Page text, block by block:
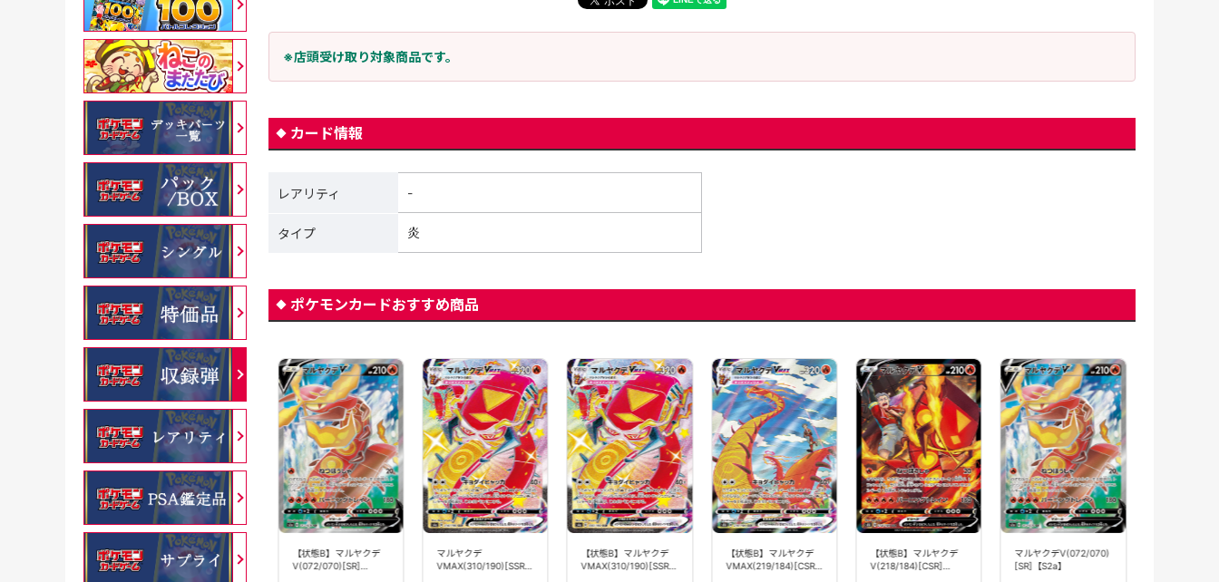
※店頭受け取り対象商品です。
カード情報
レアリティ -
タイプ 炎
ポケモンカードおすすめ商品
マルヤクデV(022/184)
[RR]【S8b】
【状態B】マルヤクデ
V(072/070)[SR]
マルヤクデ
VMAX(310/190)[SSR]
【状態B】マルヤクデ
VMAX(310/190)[SSR]
【状態B】マルヤクデ
VMAX(219/184)[CSR]
【状態B】マルヤクデ
V(218/184)[CSR]
マルヤクデV(072/070)
[SR]【S2a】